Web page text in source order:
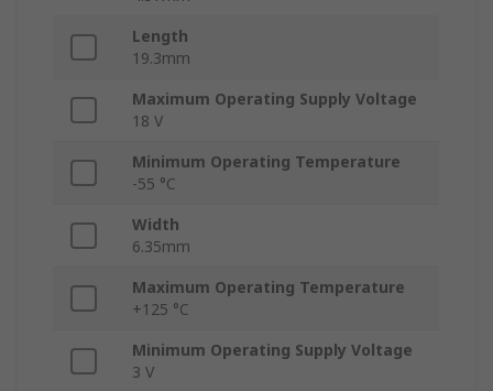
Length
19.3mm
Maximum Operating Supply Voltage
18 V
Minimum Operating Temperature
-55 °C
Width
6.35mm
Maximum Operating Temperature
+125 °C
Minimum Operating Supply Voltage
3 V